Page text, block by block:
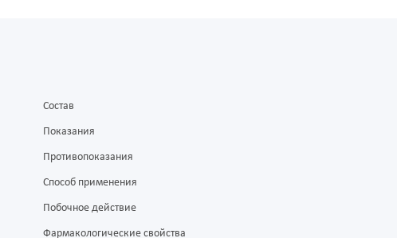
Состав
Показания
Противопоказания
Способ применения
Побочное действие
Фармакологические свойства